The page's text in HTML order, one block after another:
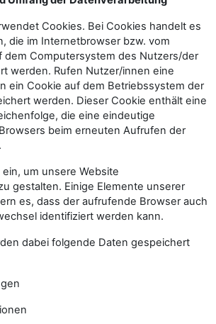
Cookies. Bei Cookies handelt es
die im Internetbrowser bzw. vom
dem Computersystem des Nutzers/der
werden. Rufen Nutzer/innen eine
ein Cookie auf dem Betriebssystem der
werden. Dieser Cookie enthält eine
die eine eindeutige
beim erneuten Aufrufen der
um unsere Website
gestalten. Einige Elemente unserer
es, dass der aufrufende Browser auch
identifiziert werden kann.
dabei folgende Daten gespeichert